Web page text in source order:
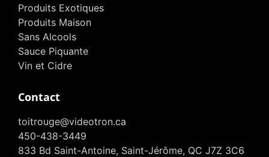
Produits Exotiques
Produits Maison
Sans Alcools
Sauce Piquante
Vin et Cidre
Contact
toitrouge@videotron.ca
450-438-3449
833 Bd Saint-Antoine, Saint-Jérôme, QC J7Z 3C6